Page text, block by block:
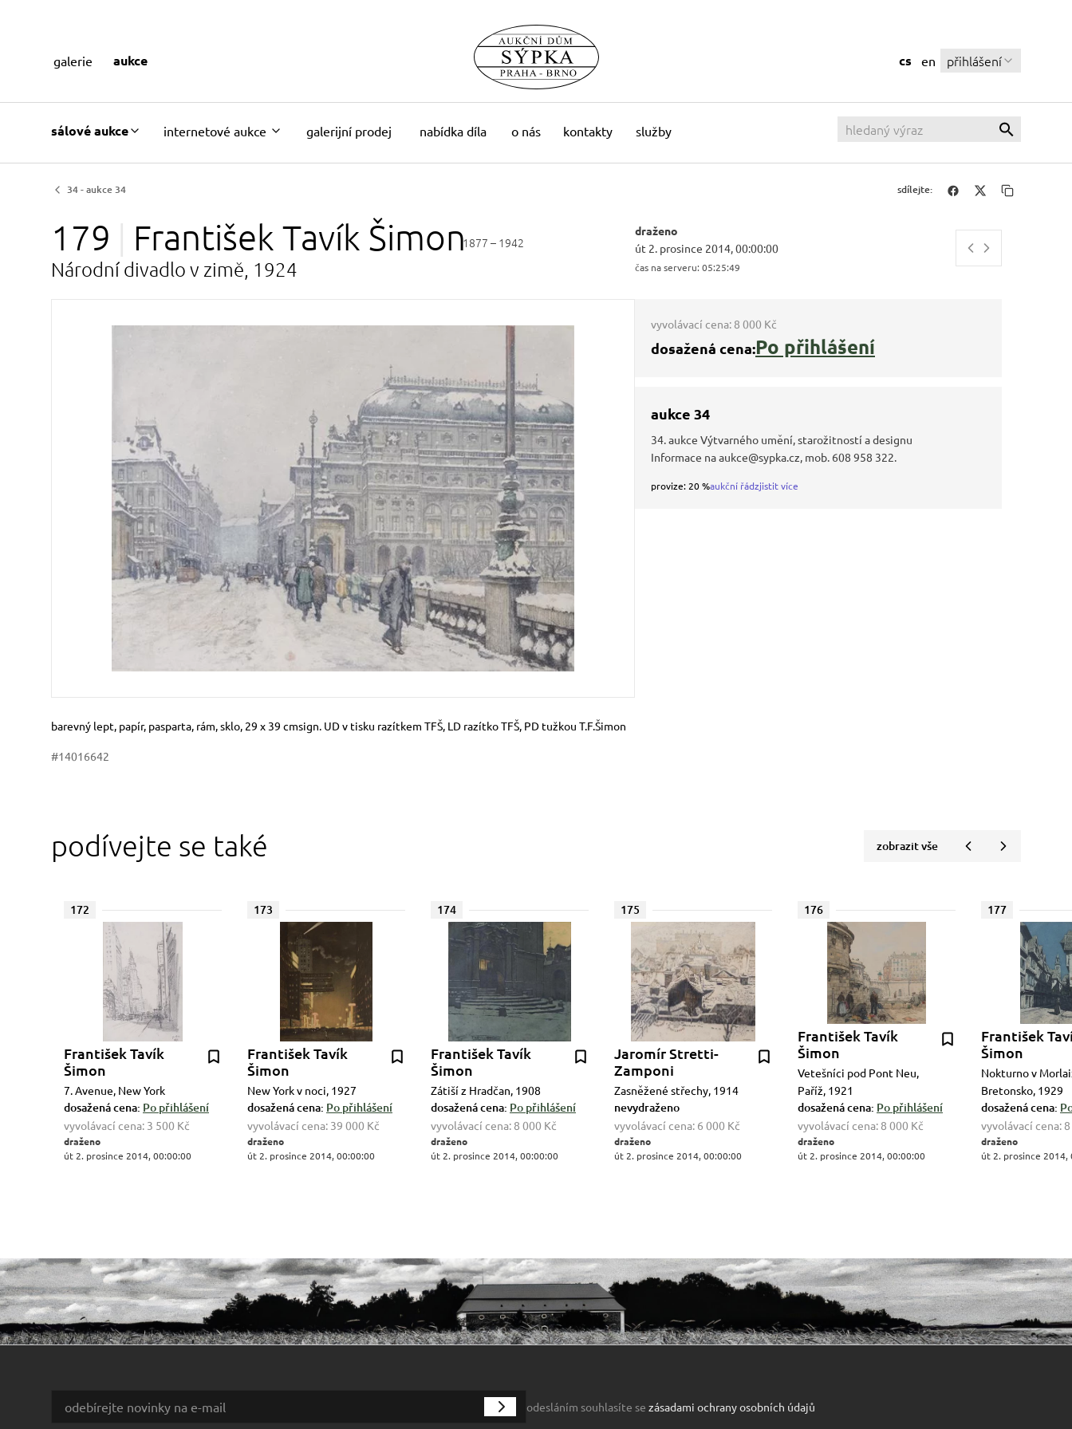
sálové aukce internetové aukce galerijní prodej nabídka díla o nás kontakty služby
cs en přihlášení
galerie aukce
34 - aukce 34 sdílejte:
179 František Tavík Šimon1877 – 1942
Národní divadlo v zimě, 1924
draženo
út 2. prosince 2014, 00:00:00
čas na serveru: 05:25:50
Rozměry
Stručný popis předmětu
barevný lept, papír, pasparta, rám, sklo, 29 x 39 cmsign. UD v tisku razítkem TFŠ, LD razítko TFŠ, PD tužkou T.F.Šimon
#14016642
vyvolávací cena: 8 000 Kč
dosažená cena:Po přihlášení
aukce 34
34. aukce Výtvarného umění, starožitností a designu
Informace na aukce@sypka.cz, mob. 608 958 322.
provize: 20 %aukční řádzjistit více
podívejte se také zobrazit vše
172
František Tavík
Šimon
7. Avenue, New York
dosažená cena: Po přihlášení
vyvolávací cena: 3 500 Kč
draženo
út 2. prosince 2014, 00:00:00
173
František Tavík
Šimon
New York v noci, 1927
dosažená cena: Po přihlášení
vyvolávací cena: 39 000 Kč
draženo
út 2. prosince 2014, 00:00:00
174
František Tavík
Šimon
Zátiší z Hradčan, 1908
dosažená cena: Po přihlášení
vyvolávací cena: 8 000 Kč
draženo
út 2. prosince 2014, 00:00:00
175
Jaromír Stretti-
Zamponi
Zasněžené střechy, 1914
nevydraženo
vyvolávací cena: 6 000 Kč
draženo
út 2. prosince 2014, 00:00:00
176
František Tavík
Šimon
Vetešníci pod Pont Neu,
Paříž, 1921
dosažená cena: Po přihlášení
vyvolávací cena: 8 000 Kč
draženo
út 2. prosince 2014, 00:00:00
177
František
Šimon
Nokturno v
Bretonsko, 1929
dosažená cena:
vyvolávací cena:
draženo
út 2. prosince 2014,
odesláním souhlasíte se zásadami ochrany osobních údajů